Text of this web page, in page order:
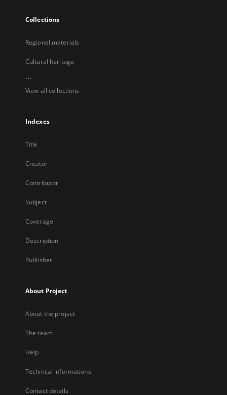
Collections
Regional materials
Cultural heritage
...
View all collections
Indexes
Title
Creator
Contributor
Subject
Coverage
Description
Publisher
About Project
About the project
The team
Help
Technical informations
Contact details